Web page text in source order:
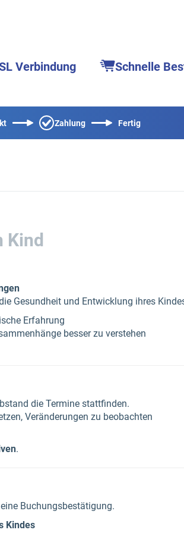
Verbindung Schnelle
Zahlung Fertig
Kind
Gesundheit und Entwicklung ihres
Erfahrung
besser zu verstehen
die Termine stattfinden.
Veränderungen zu beobachten
.
Buchungsbestätigung.
Kindes